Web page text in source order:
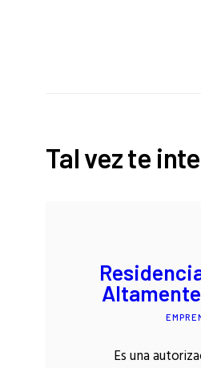
Tal vez te
Es una